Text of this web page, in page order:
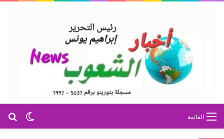
الوضع القائمة